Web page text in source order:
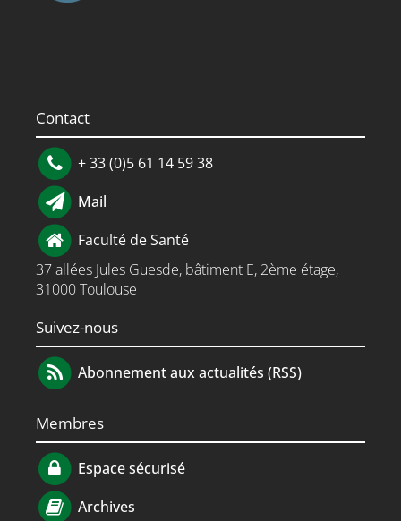
Contact
+ 33 (0)5 61 14 59 38
Mail
Faculté de Santé
37 allées Jules Guesde, bâtiment E, 2ème étage,
31000 Toulouse
Suivez-nous
Abonnement aux actualités (RSS)
Membres
Espace sécurisé
Archives